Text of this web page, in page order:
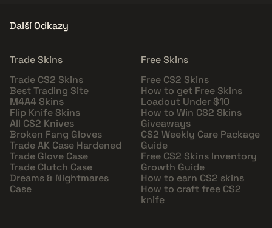
Další Odkazy
Trade Skins
Trade CS2 Skins
Best Trading Site
M4A4 Skins
Flip Knife Skins
All CS2 Knives
Broken Fang Gloves
Trade AK Case Hardened
Trade Glove Case
Trade Clutch Case
Dreams & Nightmares
Case
Free Skins
Free CS2 Skins
How to get Free Skins
Loadout Under $10
How to Win CS2 Skins
Giveaways
CS2 Weekly Care Package
Guide
Free CS2 Skins Inventory
Growth Guide
How to earn CS2 skins
How to craft free CS2
knife